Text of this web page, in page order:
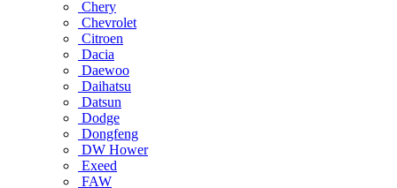
Chery
Chevrolet
Citroen
Dacia
Daewoo
Daihatsu
Datsun
Dodge
Dongfeng
DW Hower
Exeed
FAW